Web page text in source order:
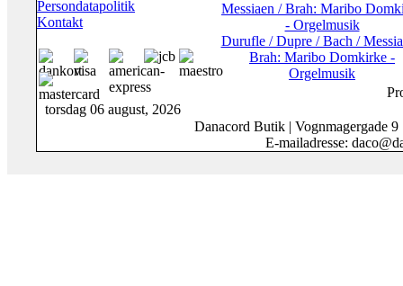
Persondatapolitik
Kontakt
Durufle / Dupre / Bach /
Brah: Maribo Domkirke -
Orgelmusik
torsdag 06 august, 2026
Danacord Butik | Vognmagergade
E-mailadresse: